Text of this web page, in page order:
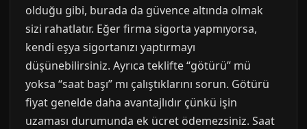
olduğu gibi, burada da güvence altında olmak
sizi rahatlatır. Eğer firma sigorta yapmıyorsa,
kendi eşya sigortanızı yaptırmayı
düşünebilirsiniz. Ayrıca teklifte “götürü” mü
yoksa “saat başı” mı çalıştıklarını sorun. Götürü
fiyat genelde daha avantajlıdır çünkü işin
uzaması durumunda ek ücret ödemezsiniz. Saat